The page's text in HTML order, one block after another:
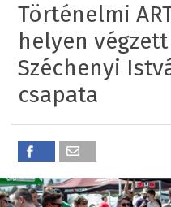
Történelmi
helyen
Széchenyi
csapata